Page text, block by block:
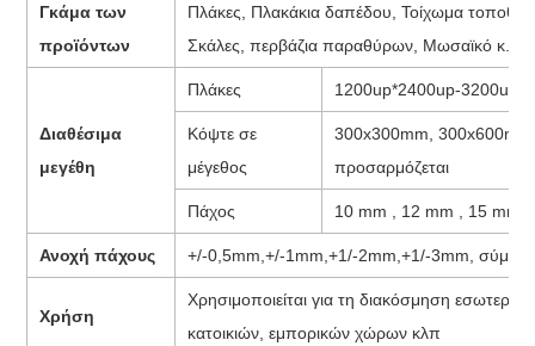
Γκάμα των
προϊόντων
Πλάκες, Πλακάκια δαπέδου, Τοίχωμα
Σκάλες, περβάζια παραθύρων, Μωσαϊκό κ.λπ.
Διαθέσιμα
μεγέθη
Πλάκες 1200up*2400up-
Κόψτε σε
μέγεθος
300x300mm,
προσαρμόζεται
Πάχος 10 mm , 12 mm , 15 mm
Ανοχή πάχους +/-0,5mm,+/-1mm,+1/-2mm,+1/-3mm,
Χρήση
Χρησιμοποιείται για τη διακόσμηση
κατοικιών, εμπορικών χώρων κλπ